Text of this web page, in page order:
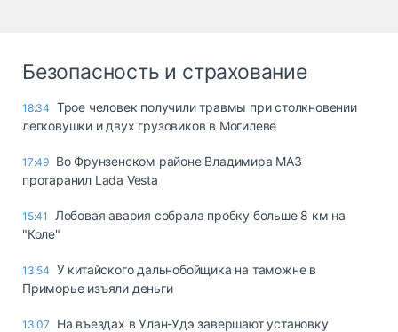
Безопасность и страхование
18:34 Трое человек получили травмы при столкновении
легковушки и двух грузовиков в Могилеве
17:49 Во Фрунзенском районе Владимира МАЗ
протаранил Lada Vesta
15:41
Лобовая авария собрала пробку больше 8 км на
"Коле"
13:54 У китайского дальнобойщика на таможне в
Приморье изъяли деньги
13:07
Ha въeздax в Улaн-Удэ зaвepшaют ycтaнoвкy